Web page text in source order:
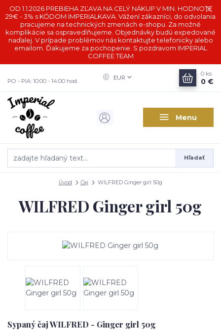
OD 1.1.2026 PREBIEHA ZĽAVA NA CELÝ NÁKUP V MIN. HODNOTE
29€ - 3% s KÓDOM IMPERIALKAVA. Vážení zákazníci, do odvolania
pracujeme na technických zmenách e-shopu. Za možné
komplikácie sa ospravedlňujeme. Objednávky budú expedované
naďalej. V prípade problémov nás kontaktujte telefonicky alebo
emailom. Ďakujeme za pochopenie. S pozdravom IMPERIAL
COFFEE TEAM
Menu
EUR
Hľadať
PO - PIA: 10:00 - 14:00 hod.
0 ks
0 €
Úvod Čaj WILFRED Ginger girl 50g
WILFRED Ginger girl 50g
Sypaný čaj WILFRED - Ginger girl 50g